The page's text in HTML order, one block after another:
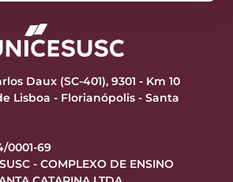
Daux (SC-401), 9301 - Km 10
Lisboa - Florianópolis - Santa
0001-69
- COMPLEXO DE ENSINO